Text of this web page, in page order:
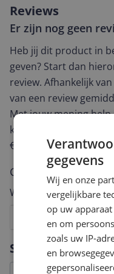
Specificaties
Reviews
Er zijn nog geen
Heb jij dit product in
geven? Start dan
review. Afhankelijk
van een review
Met jouw mening
keuze te maken én
€250,-!
Klik hier voor
Cijfer
Welk cijfer geef jij dit
gegevens
Wij en onze
vergelijkbare
op uw
en om
zoals uw IP-
en